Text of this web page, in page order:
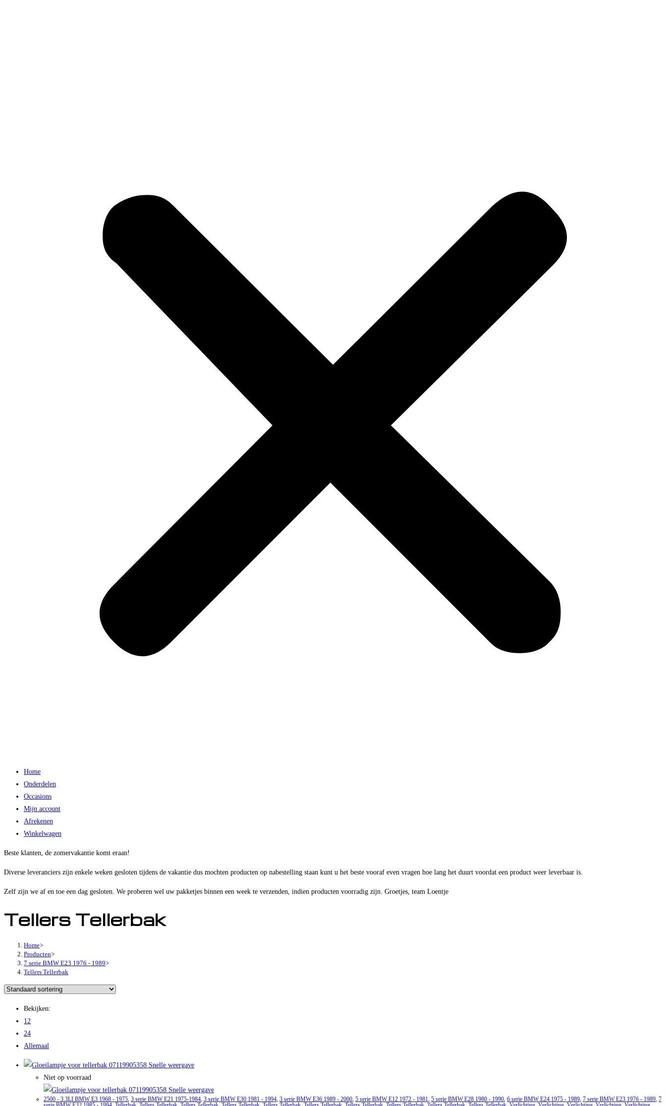
Home
Onderdelen
Occasions
Mijn account
Afrekenen
Winkelwagen
Beste klanten, de zomervakantie komt eraan!
Diverse leveranciers zijn enkele weken gesloten tijdens de vakantie dus mochten producten op nabestelling staan kunt u het beste vooraf even vragen hoe lang het duurt voordat een product weer leverbaar is.
Zelf zijn we af en toe een dag gesloten. We proberen wel uw pakketjes binnen een week te verzenden, indien producten voorradig zijn. Groetjes, team Loentje
Tellers Tellerbak
Home>
Producten>
7 serie BMW E23 1976 - 1989>
Tellers Tellerbak
Bekijken:
12
24
Allemaal
Snelle weergave
Niet op voorraad
Snelle weergave
2500 - 3.3LI BMW E3 1968 - 1975, 3 serie BMW E21 1975-1984, 3 serie BMW E30 1981 - 1994, 3 serie BMW E36 1989 - 2000, 5 serie BMW E12 1972 - 1981, 5 serie BMW E28 1980 - 1990, 6 serie BMW E24 1975 - 1989, 7 serie BMW E23 1976 - 1989, 7